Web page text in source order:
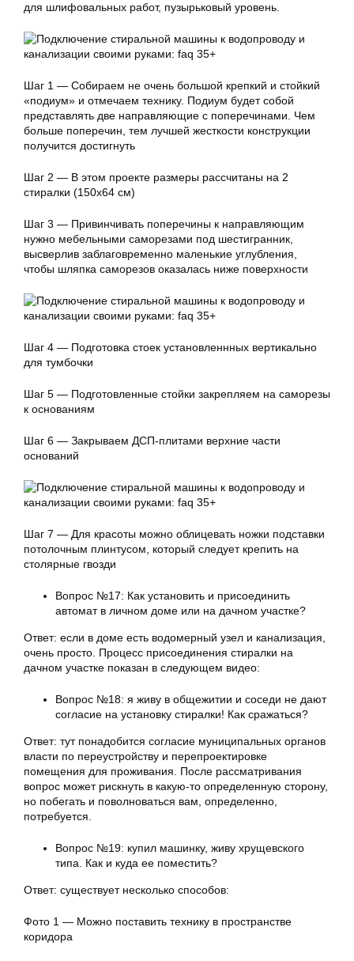
для шлифовальных работ, пузырьковый уровень.
Шаг 1 — Собираем не очень большой крепкий и стойкий
«подиум» и отмечаем технику. Подиум будет собой
представлять две направляющие с поперечинами. Чем
больше поперечин, тем лучшей жесткости конструкции
получится достигнуть
Шаг 2 — В этом проекте размеры рассчитаны на 2
стиралки (150х64 см)
Шаг 3 — Привинчивать поперечины к направляющим
нужно мебельными саморезами под шестигранник,
высверлив заблаговременно маленькие углубления,
чтобы шляпка саморезов оказалась ниже поверхности
Шаг 4 — Подготовка стоек установленнных вертикально
для тумбочки
Шаг 5 — Подготовленные стойки закрепляем на саморезы
к основаниям
Шаг 6 — Закрываем ДСП-плитами верхние части
оснований
Шаг 7 — Для красоты можно облицевать ножки подставки
потолочным плинтусом, который следует крепить на
столярные гвозди
Вопрос №17: Как установить и присоединить
автомат в личном доме или на дачном участке?
Ответ: если в доме есть водомерный узел и канализация,
очень просто. Процесс присоединения стиралки на
дачном участке показан в следующем видео:
Вопрос №18: я живу в общежитии и соседи не дают
согласие на установку стиралки! Как сражаться?
Ответ: тут понадобится согласие муниципальных органов
власти по переустройству и перепроектировке
помещения для проживания. После рассматривания
вопрос может рискнуть в какую-то определенную сторону,
но побегать и поволноваться вам, определенно,
потребуется.
Вопрос №19: купил машинку, живу хрущевского
типа. Как и куда ее поместить?
Ответ: существует несколько способов:
Фото 1 — Можно поставить технику в пространстве
коридора